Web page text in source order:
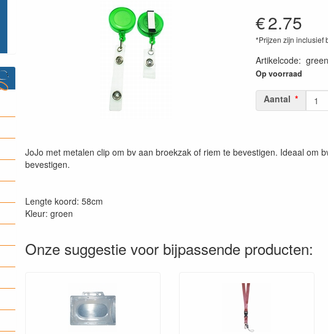
€2.75
*Prijzen zijn inclusief
Artikelcode:
Op voorraad
Aantal
JoJo met metalen clip om bv aan broekzak of riem te bevestigen. Ideaal om
bevestigen.
Lengte koord: 58cm
Kleur: groen
Onze suggestie voor bijpassende producten: